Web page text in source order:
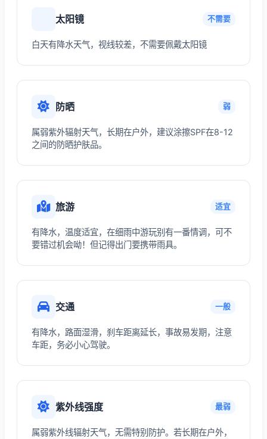
太阳镜 不需要
白天有降水天气，视线较差，不需要佩戴太阳镜
防晒 弱
属弱紫外辐射天气，长期在户外，建议涂擦SPF在8-12
之间的防晒护肤品。
旅游 适宜
有降水，温度适宜，在细雨中游玩别有一番情调，可不
要错过机会呦！但记得出门要携带雨具。
交通 一般
有降水，路面湿滑，刹车距离延长，事故易发期，注意
车距，务必小心驾驶。
紫外线强度 最弱
属弱紫外线辐射天气，无需特别防护。若长期在户外，